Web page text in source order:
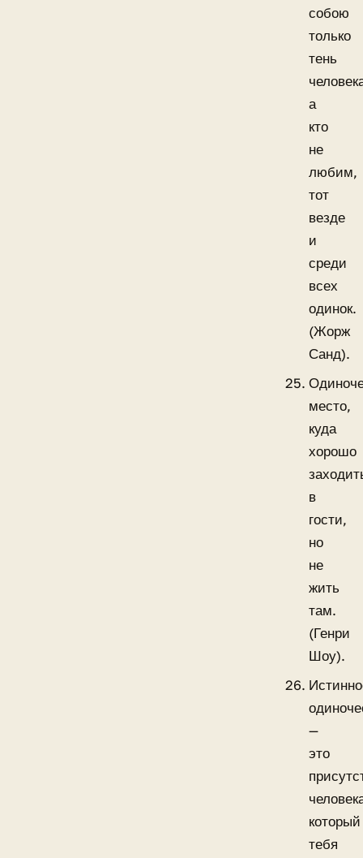
собою
только
тень
а
кто
не
любим,
тот
везде
и
среди
всех
одинок.
(Жорж
Санд).
место,
куда
хорошо
в
гости,
но
не
жить
там.
(Генри
Шоу).
—
это
который
тебя